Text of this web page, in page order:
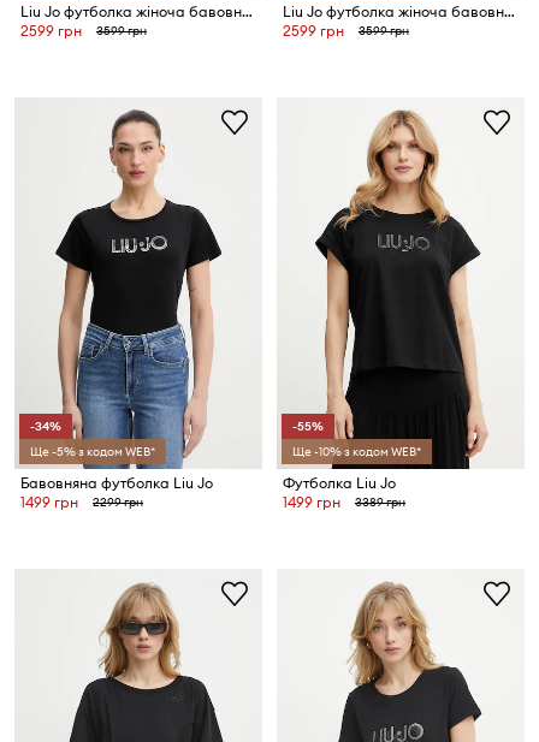
Liu Jo футболка жіноча бавовняна
2599 грн
3599 грн
Liu Jo футболка жіноча бавовняна
2599 грн
3599 грн
-34%
Ще -5% з кодом WEB*
Бавовняна футболка Liu Jo
1499 грн
2299 грн
-55%
Ще -10% з кодом WEB*
Футболка Liu Jo
1499 грн
3389 грн